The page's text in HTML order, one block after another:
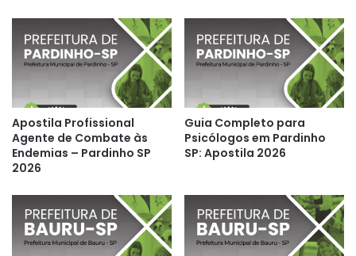
Apostila Profissional
Agente de Combate às
Endemias – Pardinho SP
2026
Guia Completo para
Psicólogos em Pardinho
SP: Apostila 2026